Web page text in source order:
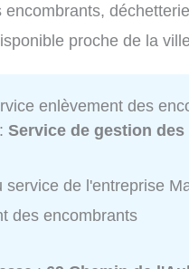
proche de la
enlèvement des
:Service de gestion
service de l'entreprise
des encombrants